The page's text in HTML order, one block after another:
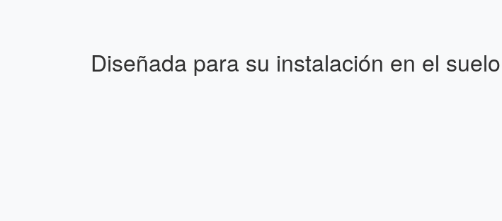
Diseñada para su instalación en el suelo